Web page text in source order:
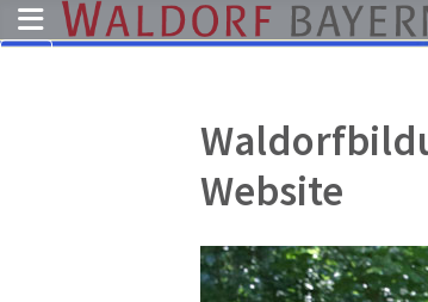
Website